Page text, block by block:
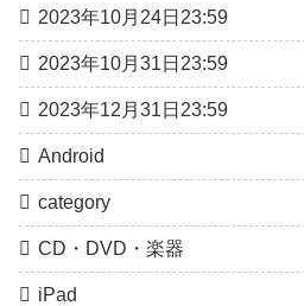
2023年10月24日23:59
2023年10月31日23:59
2023年12月31日23:59
Android
category
CD・DVD・楽器
iPad